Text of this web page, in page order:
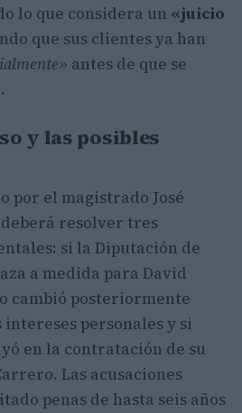
lo que considera un «juicio
que sus clientes ya han
antes de que se
y las posibles
por el magistrado José
resolver tres
si la Diputación de
a medida para David
cambió posteriormente
personales y si
en la contratación de su
Las acusaciones
penas de hasta seis años